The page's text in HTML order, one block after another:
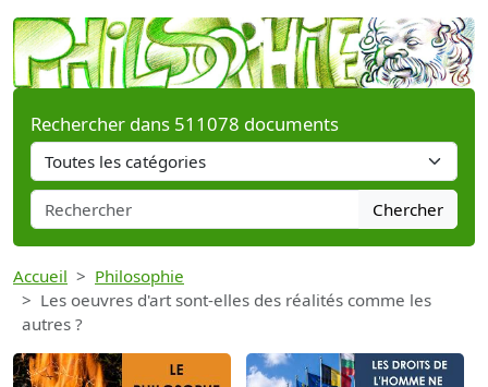
Rechercher dans 511078 documents
Chercher
Accueil
Philosophie
Les oeuvres d'art sont-elles des réalités comme les
autres ?